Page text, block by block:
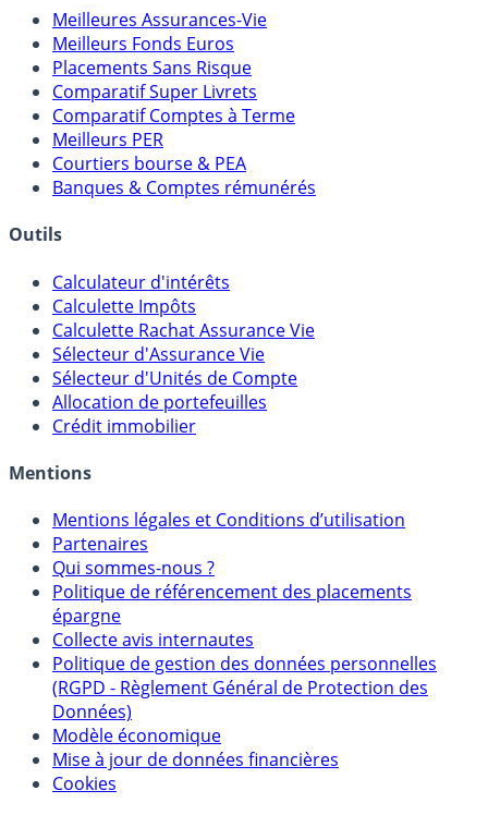
Meilleures Assurances-Vie
Meilleurs Fonds Euros
Placements Sans Risque
Comparatif Super Livrets
Comparatif Comptes à Terme
Meilleurs PER
Courtiers bourse & PEA
Banques & Comptes rémunérés
Outils
Calculateur d'intérêts
Calculette Impôts
Calculette Rachat Assurance Vie
Sélecteur d'Assurance Vie
Sélecteur d'Unités de Compte
Allocation de portefeuilles
Crédit immobilier
Mentions
Mentions légales et Conditions d’utilisation
Partenaires
Qui sommes-nous ?
Politique de référencement des placements
épargne
Collecte avis internautes
Politique de gestion des données personnelles
(RGPD - Règlement Général de Protection des
Données)
Modèle économique
Mise à jour de données financières
Cookies